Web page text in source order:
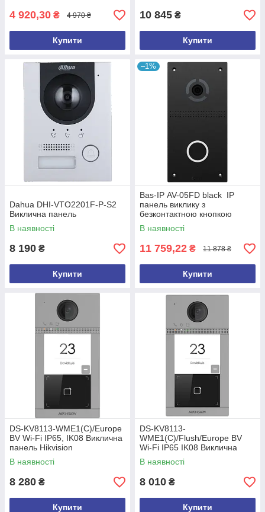
4 920,30 ₴ 4 970 ₴
Купити
10 845 ₴
Купити
Dahua DHI-VTO2201F-P-S2
Виклична панель
В наявності
8 190 ₴
Купити
–1%
Bas-IP AV-05FD black IP
панель виклику з
безконтактною кнопкою
виклику
В наявності
11 759,22 ₴ 11 878 ₴
Купити
DS-KV8113-WME1(C)/Europe
BV Wi-Fi IP65, IK08 Виклична
панель Hikvision
В наявності
8 280 ₴
Купити
DS-KV8113-
WME1(C)/Flush/Europe BV
Wi-Fi IP65 IK08 Виклична
панель Hikvision
В наявності
8 010 ₴
Купити